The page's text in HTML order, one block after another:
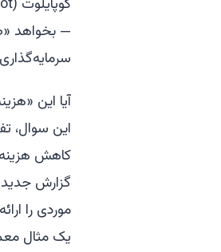
— بخواهد
آیا این
این سوال،
گزارش
موردی را
یک مثال